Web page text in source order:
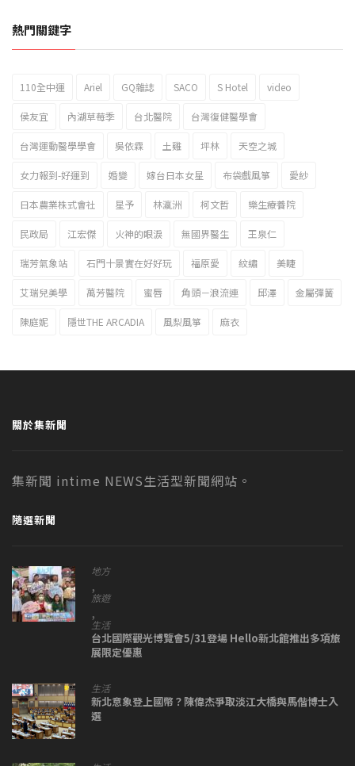
2023新北市北海岸國際風箏節「風在石起」霸氣回歸
熱門關鍵字
110全中運 Ariel GQ雜誌 SACO S Hotel video
侯友宜 內湖草莓季 台北醫院 台灣復健醫學會
台灣運動醫學學會 吳依霖 土雞 坪林 天空之城
女力報到-好運到 婚變 嫁台日本女星 布袋戲風箏 愛紗
日本農業株式會社 星予 林瀛洲 柯文哲 樂生療養院
民政局 江宏傑 火神的眼淚 無國界醫生 王泉仁
瑞芳氣象站 石門十景實在好好玩 福原愛 紋繡 美睫
艾瑞兒美學 萬芳醫院 蜜唇 角頭－浪流連 邱澤 金屬彈簧
陳庭妮 隱世THE ARCADIA 風梨風箏 麻衣
關於集新聞
集新聞 intime NEWS生活型新聞網站。
隨選新聞
地方
,
旅遊
,
生活
台北國際觀光博覽會5/31登場 Hello新北館推出多項旅
展限定優惠
生活
新北意象登上國幣？陳偉杰爭取淡江大橋與馬偕博士入
選